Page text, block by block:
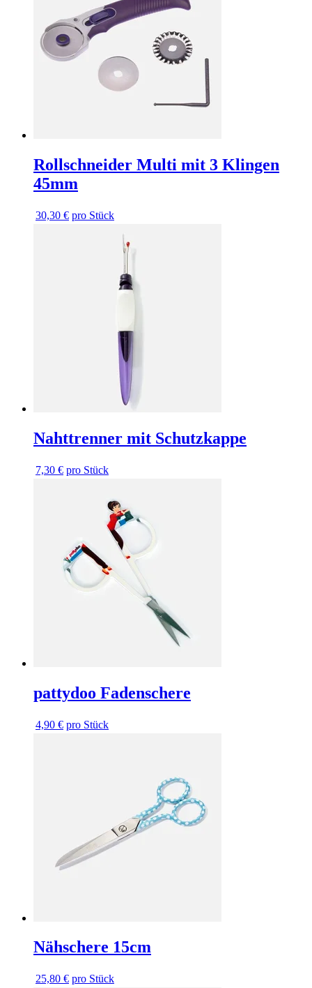
Rollschneider Multi mit 3 Klingen
45mm
30,30 € pro Stück
Nahttrenner mit Schutzkappe
7,30 € pro Stück
pattydoo Fadenschere
4,90 € pro Stück
Nähschere 15cm
25,80 € pro Stück